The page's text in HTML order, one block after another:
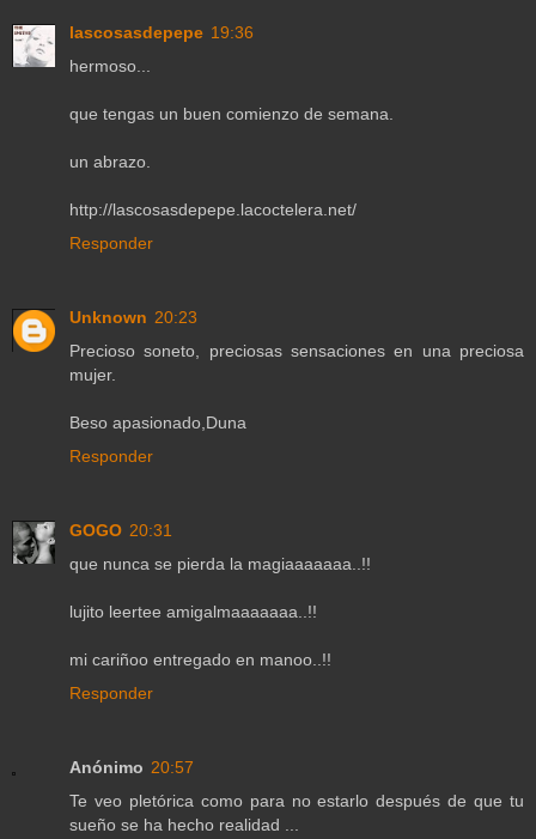
lascosasdepepe 19:36
hermoso...
que tengas un buen comienzo de semana.
un abrazo.
http://lascosasdepepe.lacoctelera.net/
Responder
Unknown 20:23
Precioso soneto, preciosas sensaciones en una preciosa
mujer.
Beso apasionado,Duna
Responder
GOGO 20:31
que nunca se pierda la magiaaaaaaa..!!
lujito leertee amigalmaaaaaaa..!!
mi cariñoo entregado en manoo..!!
Responder
Anónimo 20:57
Te veo pletórica como para no estarlo después de que tu
sueño se ha hecho realidad ...